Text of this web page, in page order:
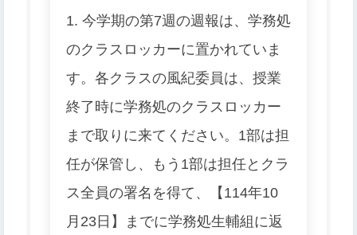
1. 今学期の第7週の週報は、学務処
のクラスロッカーに置かれていま
す。各クラスの風紀委員は、授業
終了時に学務処のクラスロッカー
まで取りに来てください。1部は担
任が保管し、もう1部は担任とクラ
ス全員の署名を得て、【114年10
月23日】までに学務処生輔組に返